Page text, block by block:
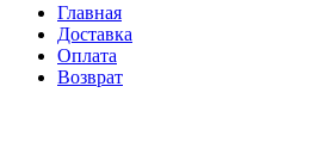
Главная
Доставка
Оплата
Возврат